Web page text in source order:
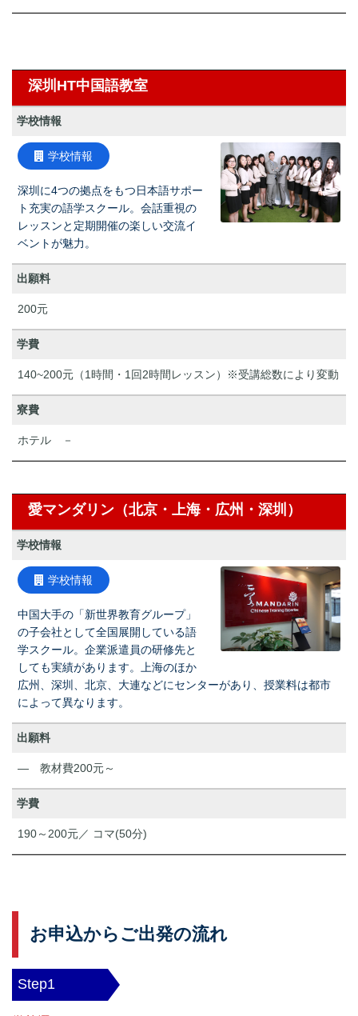
深圳HT中国語教室
学校情報
学校情報
深圳に4つの拠点をもつ日本語サポー
ト充実の語学スクール。会話重視の
レッスンと定期開催の楽しい交流イ
ベントが魅力。
出願料
200元
学費
140~200元（1時間・1回2時間レッスン）※受講総数により変動
寮費
ホテル －
愛マンダリン（北京・上海・広州・深圳）
学校情報
学校情報
中国大手の「新世界教育グループ」
の子会社として全国展開している語
学スクール。企業派遣員の研修先と
しても実績があります。上海のほか
広州、深圳、北京、大連などにセンターがあり、授業料は都市
によって異なります。
出願料
― 教材費200元～
学費
190～200元／ コマ(50分)
お申込からご出発の流れ
Step1